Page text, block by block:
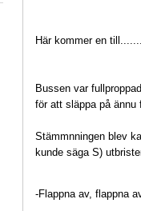
Här kommer en
Bussen var
för att släppa på
Stämmnningen blev
kunde säga S)
-Flappna av, flappna